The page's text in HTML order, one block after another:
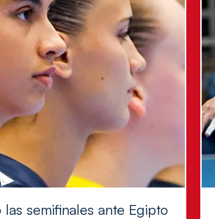
semifinales ante Egipto